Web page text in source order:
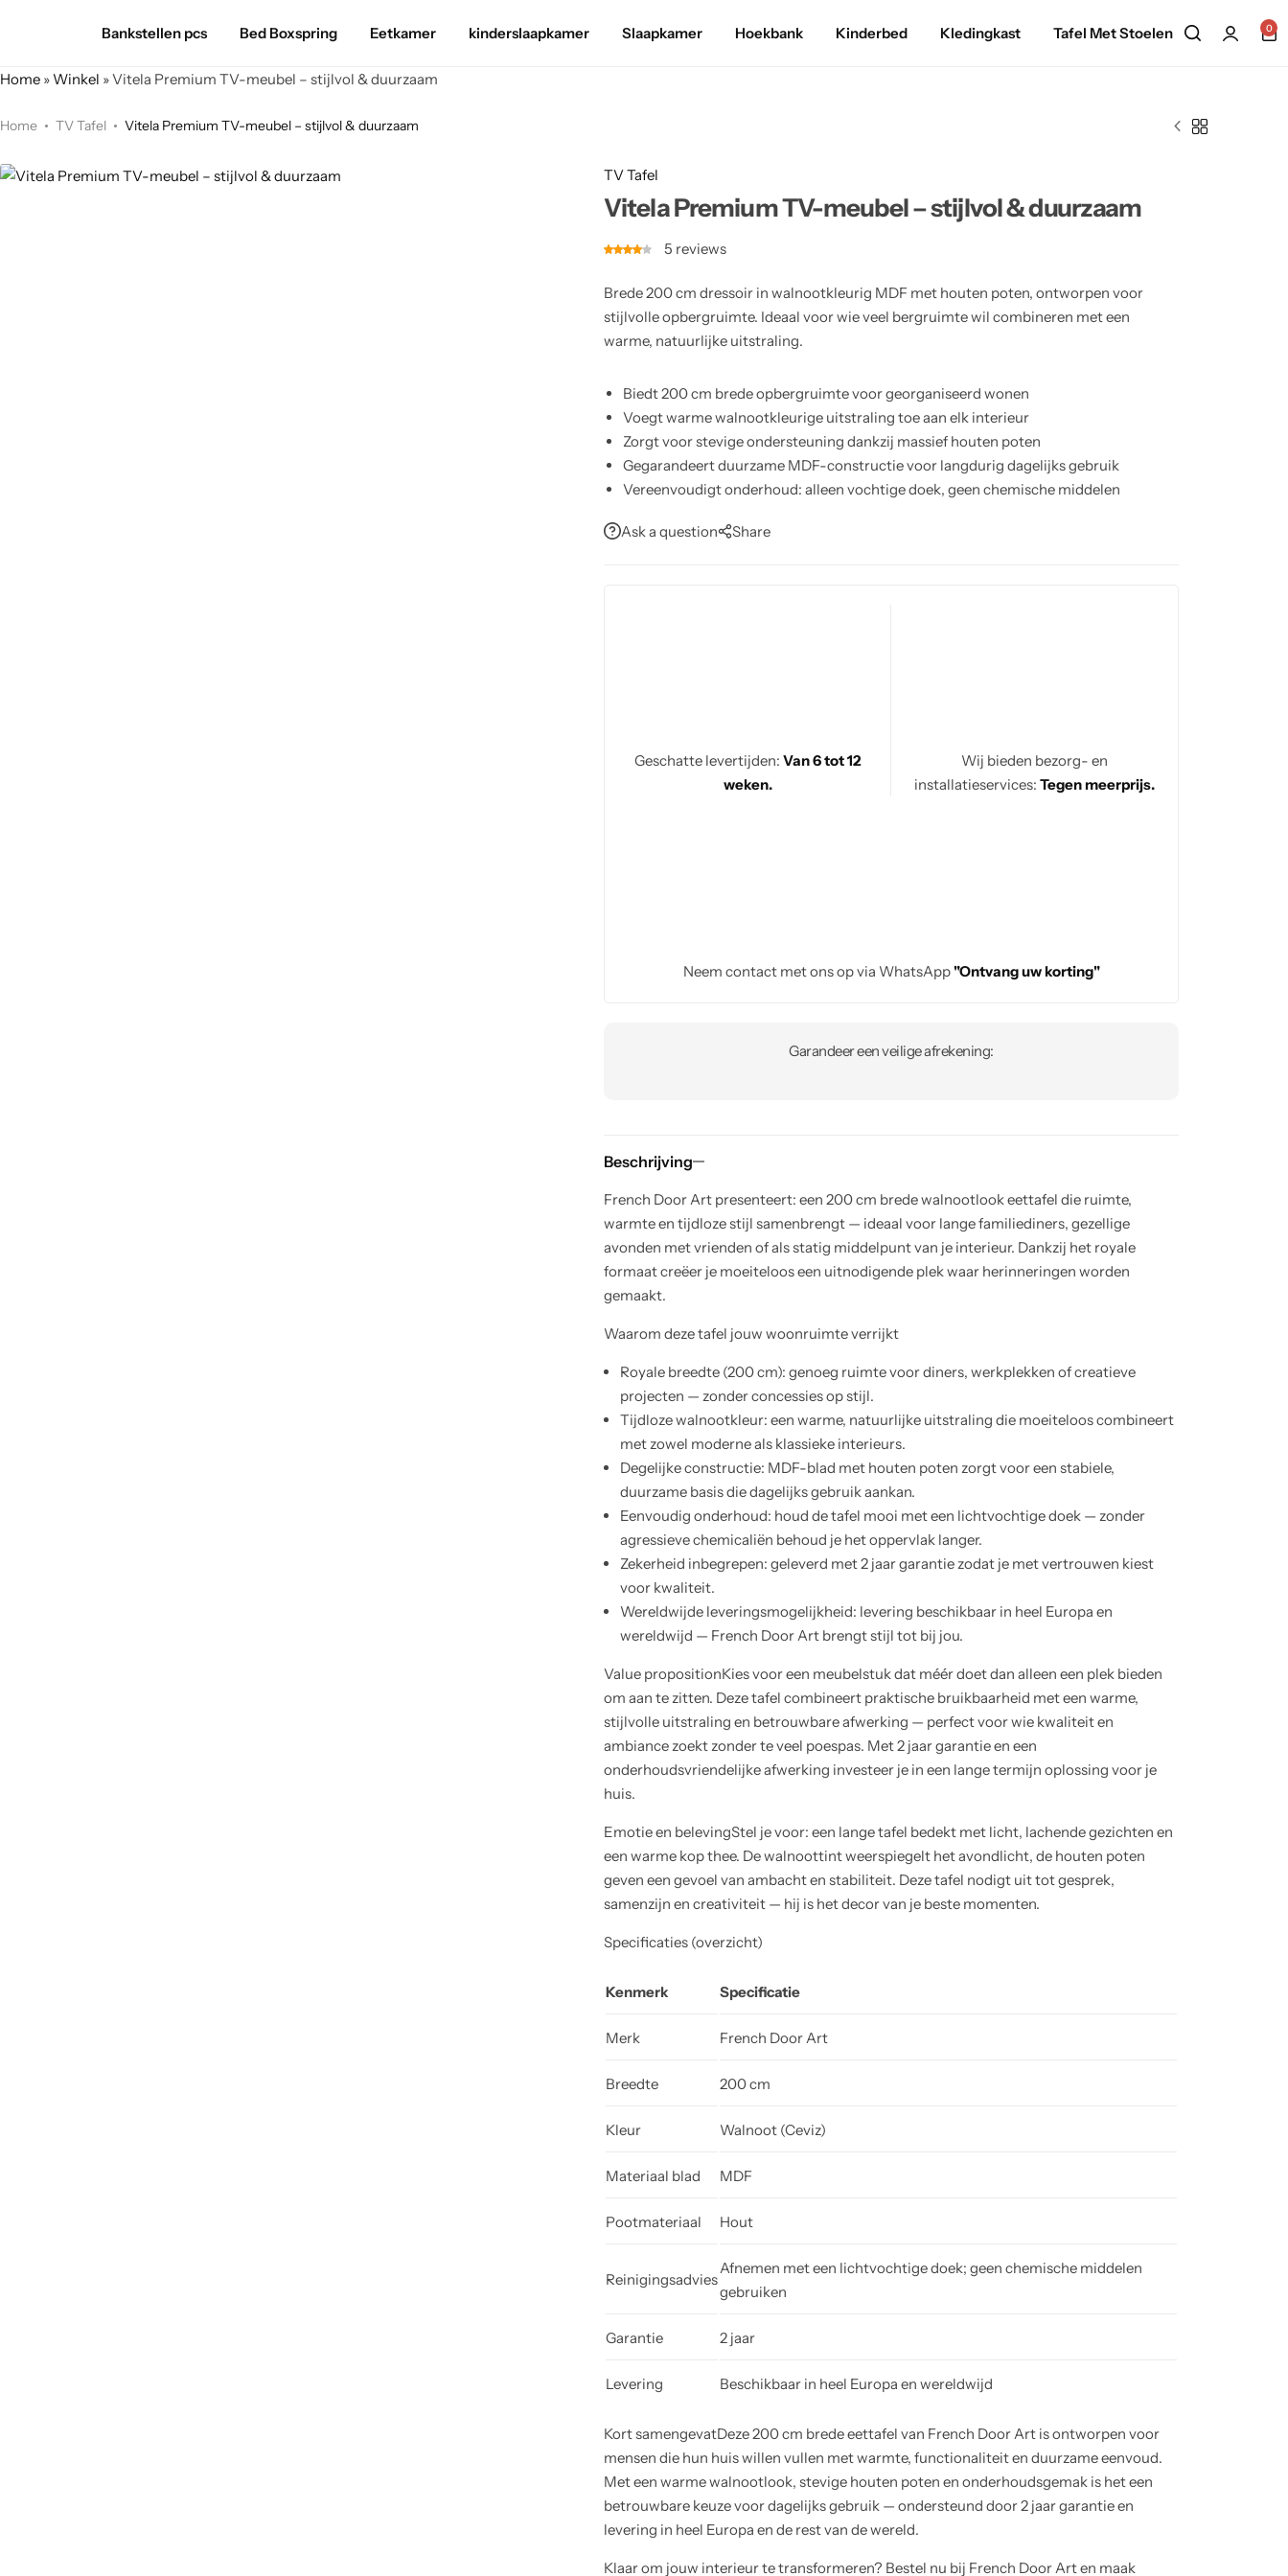
Bankstellen pcs Bed Boxspring Eetkamer kinderslaapkamer Slaapkamer Hoekbank Kinderbed Kledingkast Tafel Met Stoelen 0
Home »Winkel »Vitela Premium TV-meubel – stijlvol & duurzaam
Home TV Tafel Vitela Premium TV-meubel – stijlvol & duurzaam
TV Tafel
Vitela Premium TV-meubel – stijlvol & duurzaam
5 reviews
Brede 200 cm dressoir in walnootkleurig MDF met houten poten, ontworpen voor
stijlvolle opbergruimte. Ideaal voor wie veel bergruimte wil combineren met een
warme, natuurlijke uitstraling.
Biedt 200 cm brede opbergruimte voor georganiseerd wonen
Voegt warme walnootkleurige uitstraling toe aan elk interieur
Zorgt voor stevige ondersteuning dankzij massief houten poten
Gegarandeert duurzame MDF-constructie voor langdurig dagelijks gebruik
Vereenvoudigt onderhoud: alleen vochtige doek, geen chemische middelen
Ask a question
Share
Geschatte levertijden: Van 6 tot 12
weken.
Wij bieden bezorg- en
installatieservices: Tegen meerprijs.
Neem contact met ons op via WhatsApp"Ontvang uw korting"
Garandeer een veilige afrekening:
Beschrijving
French Door Art presenteert: een 200 cm brede walnootlook eettafel die ruimte,
warmte en tijdloze stijl samenbrengt — ideaal voor lange familiediners, gezellige
avonden met vrienden of als statig middelpunt van je interieur. Dankzij het royale
formaat creëer je moeiteloos een uitnodigende plek waar herinneringen worden
gemaakt.
Waarom deze tafel jouw woonruimte verrijkt
Royale breedte (200 cm): genoeg ruimte voor diners, werkplekken of creatieve
projecten — zonder concessies op stijl.
Tijdloze walnootkleur: een warme, natuurlijke uitstraling die moeiteloos combineert
met zowel moderne als klassieke interieurs.
Degelijke constructie: MDF-blad met houten poten zorgt voor een stabiele,
duurzame basis die dagelijks gebruik aankan.
Eenvoudig onderhoud: houd de tafel mooi met een lichtvochtige doek — zonder
agressieve chemicaliën behoud je het oppervlak langer.
Zekerheid inbegrepen: geleverd met 2 jaar garantie zodat je met vertrouwen kiest
voor kwaliteit.
Wereldwijde leveringsmogelijkheid: levering beschikbaar in heel Europa en
wereldwijd — French Door Art brengt stijl tot bij jou.
Value propositionKies voor een meubelstuk dat méér doet dan alleen een plek bieden
om aan te zitten. Deze tafel combineert praktische bruikbaarheid met een warme,
stijlvolle uitstraling en betrouwbare afwerking — perfect voor wie kwaliteit en
ambiance zoekt zonder te veel poespas. Met 2 jaar garantie en een
onderhoudsvriendelijke afwerking investeer je in een lange termijn oplossing voor je
huis.
Emotie en belevingStel je voor: een lange tafel bedekt met licht, lachende gezichten en
een warme kop thee. De walnoottint weerspiegelt het avondlicht, de houten poten
geven een gevoel van ambacht en stabiliteit. Deze tafel nodigt uit tot gesprek,
samenzijn en creativiteit — hij is het decor van je beste momenten.
Specificaties (overzicht)
Kenmerk Specificatie
Merk French Door Art
Breedte 200 cm
Kleur Walnoot (Ceviz)
Materiaal blad MDF
Pootmateriaal Hout
Reinigingsadvies
Afnemen met een lichtvochtige doek; geen chemische middelen
gebruiken
Garantie 2 jaar
Levering Beschikbaar in heel Europa en wereldwijd
Kort samengevatDeze 200 cm brede eettafel van French Door Art is ontworpen voor
mensen die hun huis willen vullen met warmte, functionaliteit en duurzame eenvoud.
Met een warme walnootlook, stevige houten poten en onderhoudsgemak is het een
betrouwbare keuze voor dagelijks gebruik — ondersteund door 2 jaar garantie en
levering in heel Europa en de rest van de wereld.
Klaar om jouw interieur te transformeren? Bestel nu bij French Door Art en maak